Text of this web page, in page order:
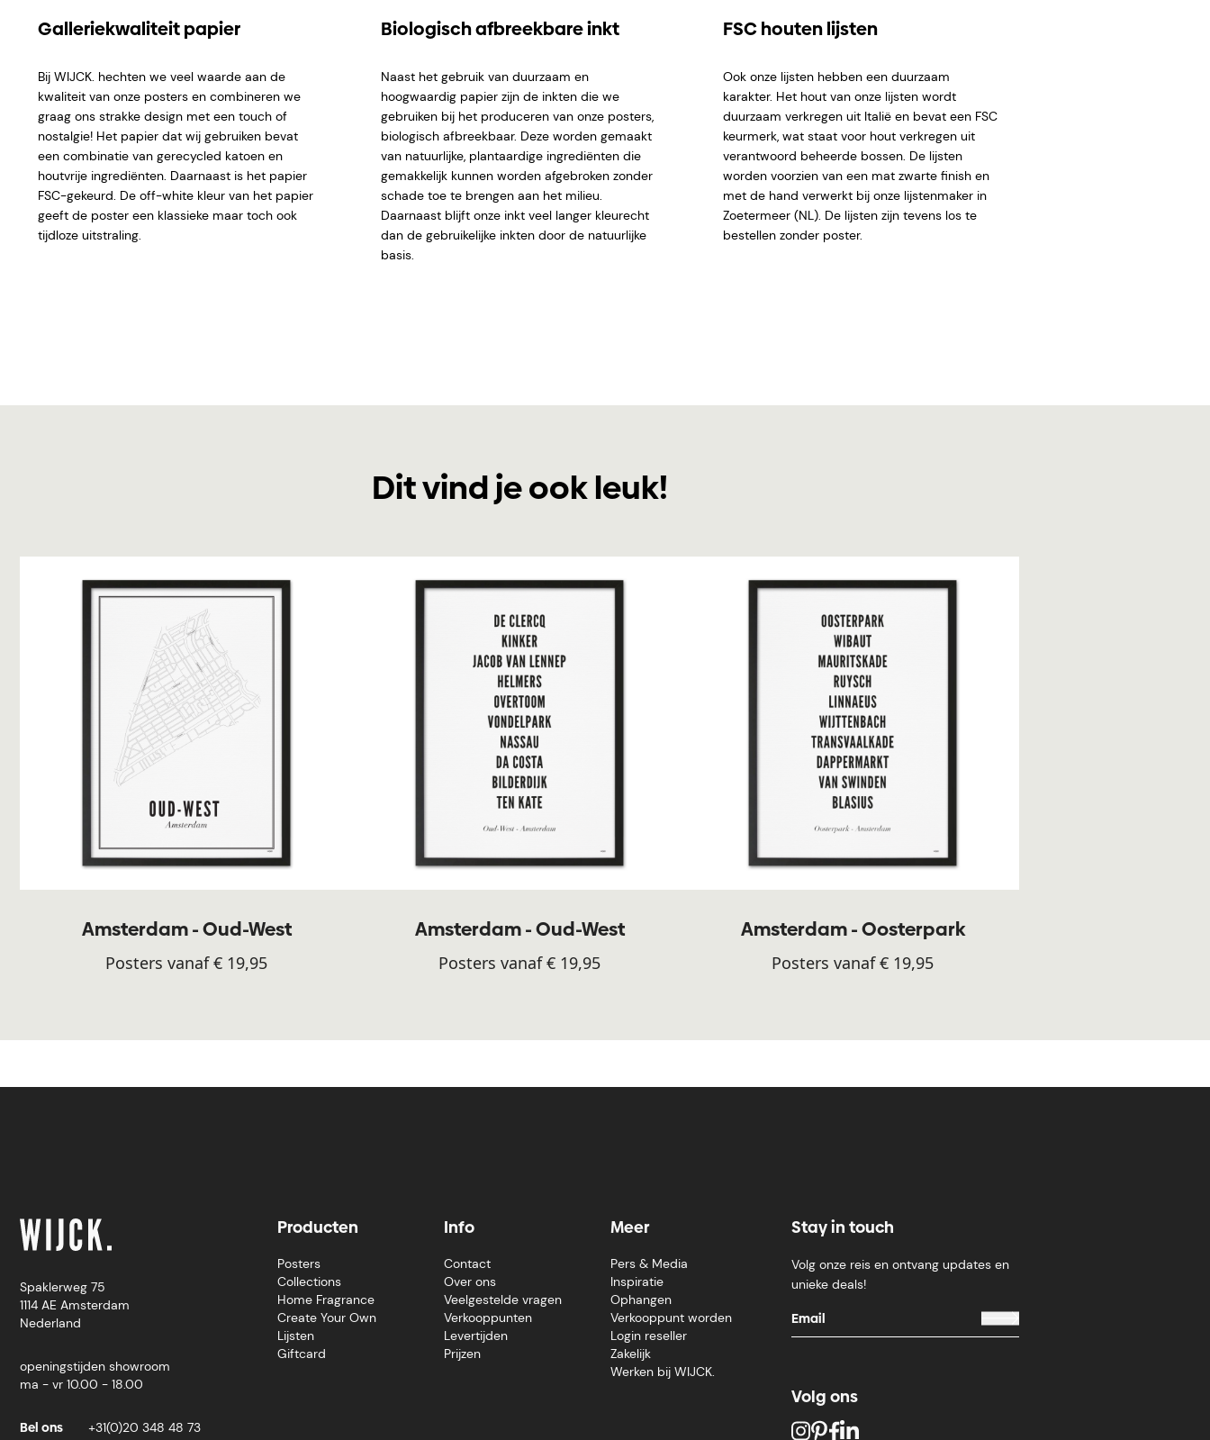
Galleriekwaliteit papier
Bij WIJCK. hechten we veel waarde aan de
kwaliteit van onze posters en combineren we
graag ons strakke design met een touch of
nostalgie! Het papier dat wij gebruiken bevat
een combinatie van gerecycled katoen en
houtvrije ingrediënten. Daarnaast is het papier
FSC-gekeurd. De off-white kleur van het papier
geeft de poster een klassieke maar toch ook
tijdloze uitstraling.
Biologisch afbreekbare inkt
Naast het gebruik van duurzaam en
hoogwaardig papier zijn de inkten die we
gebruiken bij het produceren van onze posters,
biologisch afbreekbaar. Deze worden gemaakt
van natuurlijke, plantaardige ingrediënten die
gemakkelijk kunnen worden afgebroken zonder
schade toe te brengen aan het milieu.
Daarnaast blijft onze inkt veel langer kleurecht
dan de gebruikelijke inkten door de natuurlijke
basis.
FSC houten lijsten
Ook onze lijsten hebben een duurzaam
karakter. Het hout van onze lijsten wordt
duurzaam verkregen uit Italië en bevat een FSC
keurmerk, wat staat voor hout verkregen uit
verantwoord beheerde bossen. De lijsten
worden voorzien van een mat zwarte finish en
met de hand verwerkt bij onze lijstenmaker in
Zoetermeer (NL). De lijsten zijn tevens los te
bestellen zonder poster.
Dit vind je ook leuk!
Amsterdam - Oud-West
Posters vanaf € 19,95
Amsterdam - Oud-West
Posters vanaf € 19,95
Amsterdam - Oosterpark
Posters vanaf € 19,95
Spaklerweg 75
1114 AE Amsterdam
Nederland
openingstijden showroom
ma - vr 10.00 - 18.00
Bel ons +31(0)20 348 48 73
Producten
Posters
Collections
Home Fragrance
Create Your Own
Lijsten
Giftcard
Info
Contact
Over ons
Veelgestelde vragen
Verkooppunten
Levertijden
Prijzen
Meer
Pers & Media
Inspiratie
Ophangen
Verkooppunt worden
Login reseller
Zakelijk
Werken bij WIJCK.
Stay in touch
Volg onze reis en ontvang updates en
unieke deals!
Volg ons